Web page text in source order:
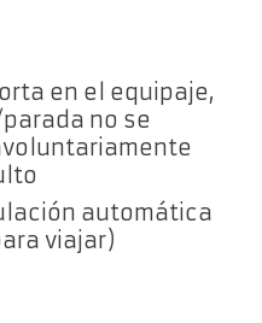
en el equipaje,
no se
automática
viajar)